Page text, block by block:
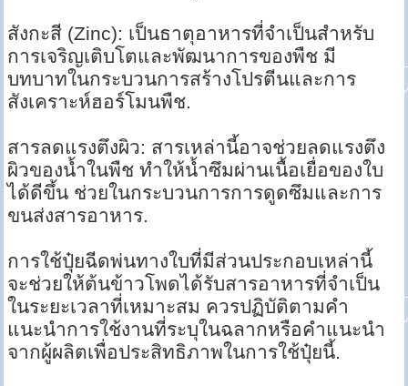
สังกะสี (Zinc): เป็นธาตุอาหารที่จำเป็นสำหรับ
การเจริญเติบโตและพัฒนาการของพืช มี
บทบาทในกระบวนการสร้างโปรตีนและการ
สังเคราะห์ฮอร์โมนพืช.
สารลดแรงตึงผิว: สารเหล่านี้อาจช่วยลดแรงตึง
ผิวของน้ำในพืช ทำให้น้ำซึมผ่านเนื้อเยื่อของใบ
ได้ดีขึ้น ช่วยในกระบวนการการดูดซึมและการ
ขนส่งสารอาหาร.
การใช้ปุ๋ยฉีดพ่นทางใบที่มีส่วนประกอบเหล่านี้
จะช่วยให้ต้นข้าวโพดได้รับสารอาหารที่จำเป็น
ในระยะเวลาที่เหมาะสม ควรปฏิบัติตามคำ
แนะนำการใช้งานที่ระบุในฉลากหรือคำแนะนำ
จากผู้ผลิตเพื่อประสิทธิภาพในการใช้ปุ๋ยนี้.